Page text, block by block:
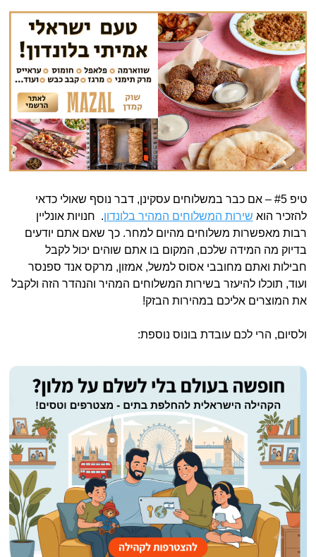
טיפ #5 – אם כבר במשלוחים עסקינן, דבר נוסף שאולי כדאי
להזכיר הוא שירות המשלוחים המהיר בלונדון. חנויות אונליין
רבות מאפשרות משלוחים מהיום למחר. כך שאם אתם יודעים
בדיוק מה המידה שלכם, המקום בו אתם שוהים יכול לקבל
חבילות ואתם מחובבי אסוס למשל, אמזון, מרקס אנד ספנסר
ועוד, תוכלו להיעזר בשירות המשלוחים המהיר והנהדר הזה ולקבל
את המוצרים אליכם במהירות הבזק!
ולסיום, הרי לכם עובדת בונוס נוספת: